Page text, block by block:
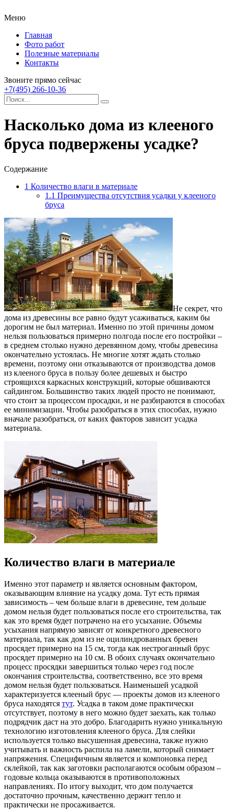
Меню
Главная
Фото работ
Полезные материалы
Контакты
Звоните прямо сейчас
+7(495) 266-10-36
Насколько дома из клееного
бруса подвержены усадке?
Содержание
1 Количество влаги в материале
1.1 Преимущества отсутствия усадки у клееного
бруса
Не секрет, что
дома из древесины все равно будут усаживаться, каким бы
дорогим не был материал. Именно по этой причины домом
нельзя пользоваться примерно полгода после его постройки –
в среднем столько нужно деревянном дому, чтобы древесина
окончательно устоялась. Не многие хотят ждать столько
времени, поэтому они отказываются от производства домов
из клееного бруса в пользу более дешевых и быстро
строящихся каркасных конструкций, которые обшиваются
сайдингом. Большинство таких людей просто не понимают,
что стоит за процессом просадки, и не разбираются в способах
ее минимизации. Чтобы разобраться в этих способах, нужно
вначале разобраться, от каких факторов зависит усадка
материала.
Количество влаги в материале
Именно этот параметр и является основным фактором,
оказывающим влияние на усадку дома. Тут есть прямая
зависимость – чем больше влаги в древесине, тем дольше
домом нельзя будет пользоваться после его строительства, так
как это время будет потрачено на его усыхание. Объемы
усыхания напрямую зависят от конкретного древесного
материала, так как дом из не оцилиндрованных бревен
просядет примерно на 15 см, тогда как нестроганный брус
просядет примерно на 10 см. В обоих случаях окончательно
процесс просядки завершиться только через год после
окончания строительства, соответственно, все это время
домом нельзя будет пользоваться. Наименьшей усадкой
характеризуется клееный брус — проекты домов из клееного
бруса находятся тут. Усадка в таком доме практически
отсутствует, поэтому в него можно будет заехать, как только
подрядчик даст на это добро. Благодарить нужно уникальную
технологию изготовления клееного бруса. Для слейки
используется только высушенная древесина, также нужно
учитывать и важность распила на ламели, который снимает
напряжения. Специфичным является и компоновка перед
склейкой, так как заготовки располагаются особым образом –
годовые кольца оказываются в противоположных
направлениях. По итогу выходит, что дом получается
достаточно прочным, качественно держит тепло и
практически не просаживается.